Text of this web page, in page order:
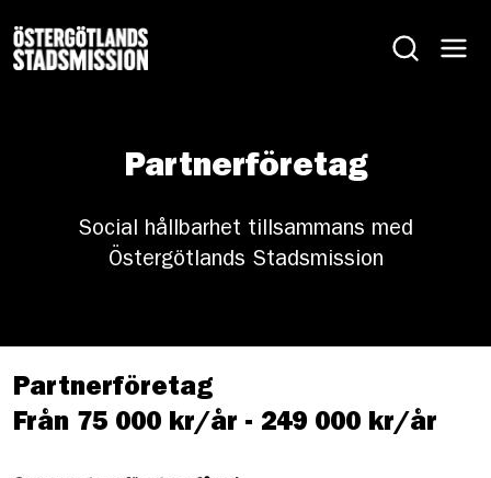
Partnerföretag
Social hållbarhet tillsammans med
Östergötlands Stadsmission
Partnerföretag
Från 75 000 kr/år - 249 000 kr/år